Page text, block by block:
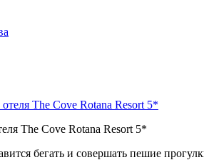
The Cove Rotana Resort 5*
бегать и совершать пешие